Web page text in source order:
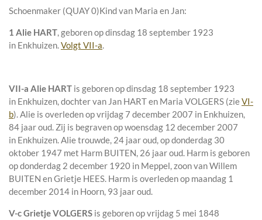
Schoenmaker (QUAY 0)Kind van Maria en Jan:
1 Alie HART, geboren op dinsdag 18 september 1923
in Enkhuizen.Volgt VII-a.
VII-a Alie HART is geboren op dinsdag 18 september 1923
in Enkhuizen, dochter van Jan HART en Maria VOLGERS (zieVI-
b). Alie is overleden op vrijdag 7 december 2007 in Enkhuizen,
84 jaar oud. Zij is begraven op woensdag 12 december 2007
in Enkhuizen. Alie trouwde, 24 jaar oud, op donderdag 30
oktober 1947 met Harm BUITEN, 26 jaar oud. Harm is geboren
op donderdag 2 december 1920 in Meppel, zoon vanWillem
BUITEN enGrietje HEES. Harm is overleden op maandag 1
december 2014 in Hoorn, 93 jaar oud.
V-cGrietje VOLGERS is geboren op vrijdag 5 mei 1848